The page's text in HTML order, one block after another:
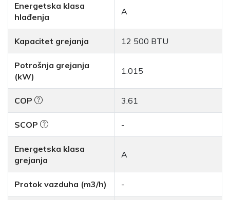
Energetska klasa
hlađenja
A
Kapacitet grejanja 12 500 BTU
Potrošnja grejanja
(kW)
1.015
COP 3.61
SCOP -
Energetska klasa
grejanja
A
Protok vazduha (m3/h) -